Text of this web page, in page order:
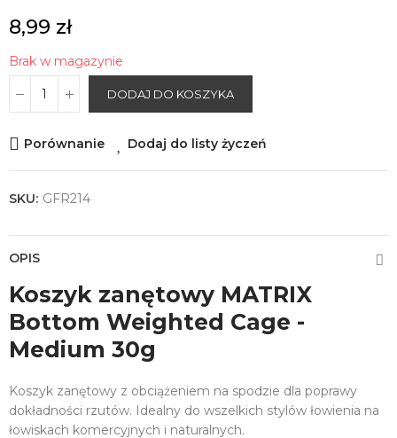
8,99 zł
Brak w magazynie
DODAJ DO KOSZYKA
Porównanie Dodaj do listy życzeń
SKU: GFR214
OPIS
Koszyk zanętowy MATRIX
Bottom Weighted Cage -
Medium 30g
Koszyk zanętowy z obciążeniem na spodzie dla poprawy
dokładności rzutów. Idealny do wszelkich stylów łowienia na
łowiskach komercyjnych i naturalnych.